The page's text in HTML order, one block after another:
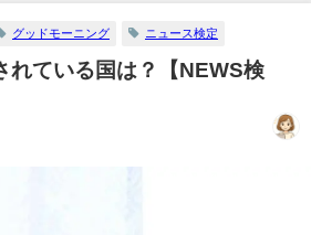
グッドモーニング ニュース検定
れている国は？【NEWS検